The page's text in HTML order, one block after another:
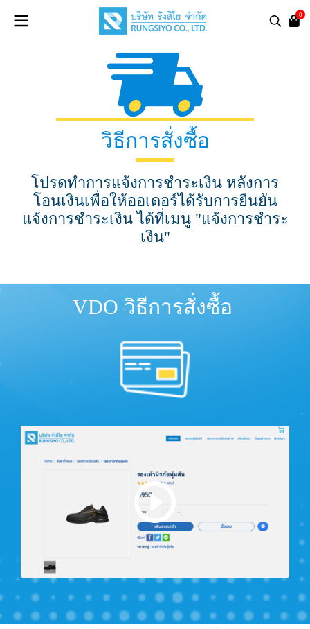
0
วิธีการสั่งซื้อ
โปรดทำการแจ้งการชำระเงิน หลังการ
โอนเงินเพื่อให้ออเดอร์ได้รับการยืนยัน
แจ้งการชำระเงิน ได้ที่เมนู "แจ้งการชำระ
เงิน"
VDO วิธีการสั่งซื้อ